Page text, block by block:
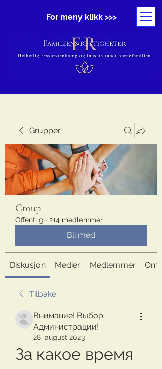
For meny klikk >>>
Grupper
Group
Offentlig · 214 medlemmer
Bli med
Diskusjon Medier Medlemmer Om
Tilbake
Внимание! Выбор
Администрации!
28. august 2023
За какое время